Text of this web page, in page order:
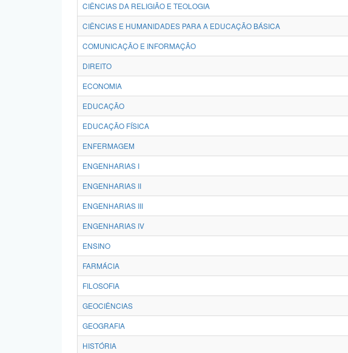
CIÊNCIAS DA RELIGIÃO E TEOLOGIA
CIÊNCIAS E HUMANIDADES PARA A EDUCAÇÃO BÁSICA
COMUNICAÇÃO E INFORMAÇÃO
DIREITO
ECONOMIA
EDUCAÇÃO
EDUCAÇÃO FÍSICA
ENFERMAGEM
ENGENHARIAS I
ENGENHARIAS II
ENGENHARIAS III
ENGENHARIAS IV
ENSINO
FARMÁCIA
FILOSOFIA
GEOCIÊNCIAS
GEOGRAFIA
HISTÓRIA